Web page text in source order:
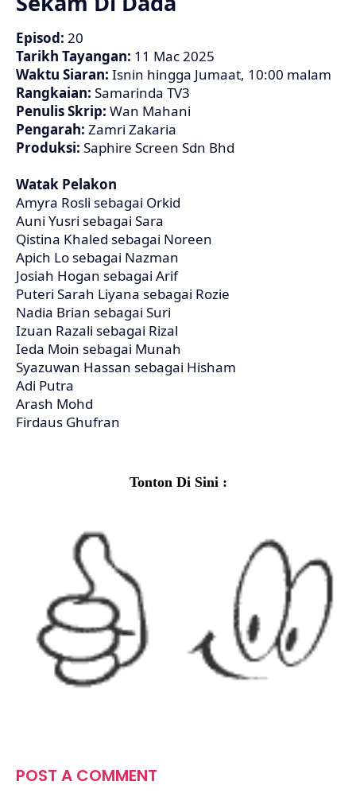
Episod: 20
Tarikh Tayangan: 11 Mac 2025
Waktu Siaran: Isnin hingga Jumaat, 10:00 malam
Rangkaian: Samarinda TV3
Penulis Skrip: Wan Mahani
Pengarah: Zamri Zakaria
Produksi: Saphire Screen Sdn Bhd
Watak Pelakon
Amyra Rosli sebagai Orkid
Auni Yusri sebagai Sara
Qistina Khaled sebagai Noreen
Apich Lo sebagai Nazman
Josiah Hogan sebagai Arif
Puteri Sarah Liyana sebagai Rozie
Nadia Brian sebagai Suri
Izuan Razali sebagai Rizal
Ieda Moin sebagai Munah
Syazuwan Hassan sebagai Hisham
Adi Putra
Arash Mohd
Firdaus Ghufran
Tonton Di Sini :
POST A COMMENT